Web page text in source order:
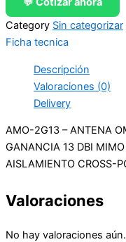
Category Sin categorizar
Ficha tecnica
Descripción
Valoraciones (0)
Delivery
AMO-2G13 – ANTENA
GANANCIA 13 DBI
AISLAMIENTO CROSS-
Valoraciones
No hay valoraciones aún.